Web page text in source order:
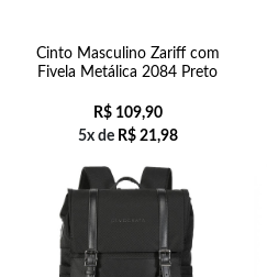
Cinto Masculino Zariff com
Fivela Metálica 2084 Preto
R$109,90
5x de R$21,98